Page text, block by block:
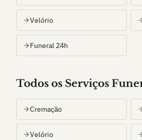
Velório
Funeral 24h
Todos os Serviços
Cremação
Velório